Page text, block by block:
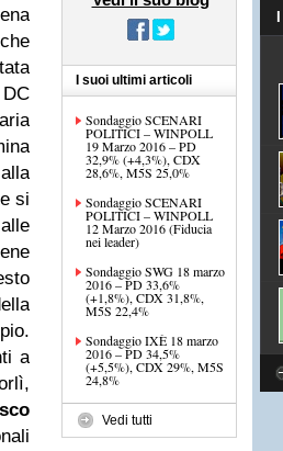
si
a
I suoi ultimi articoli
Sondaggio SCENARI
POLITICI – WINPOLL
19 Marzo 2016 – PD
32,9% (+4,3%), CDX
28,6%, M5S 25,0%
Sondaggio SCENARI
POLITICI – WINPOLL
12 Marzo 2016 (Fiducia
nei leader)
Sondaggio SWG 18 marzo
2016 – PD 33,6%
(+1,8%), CDX 31,8%,
M5S 22,4%
Sondaggio IXÈ 18 marzo
2016 – PD 34,5%
(+5,5%), CDX 29%, M5S
24,8%
Vedi tutti